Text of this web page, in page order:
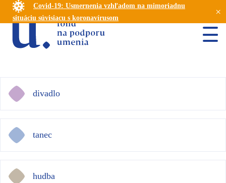
Covid-19: Usmernenia vzhľadom na mimoriadnu
situáciu súvisiacu s koronavírusom
×
divadlo
tanec
hudba